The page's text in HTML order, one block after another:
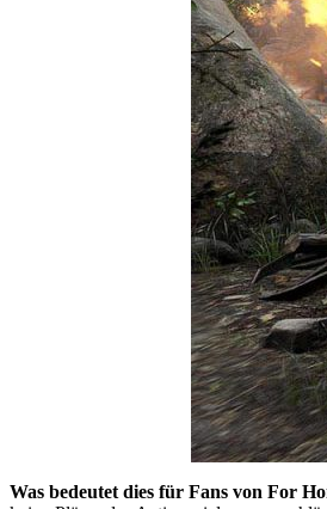
Was bedeutet dies für Fans von For